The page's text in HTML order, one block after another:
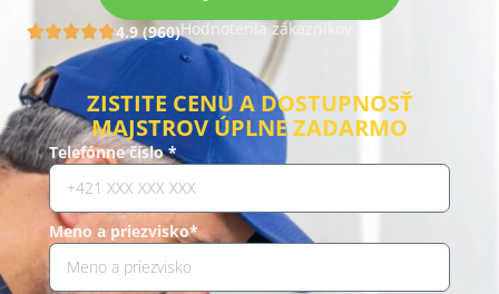
4.9 (960)Hodnotenia zákazníkov
ZISTITE CENU A DOSTUPNOSŤ
MAJSTROV ÚPLNE ZADARMO
Telefónne číslo *
Meno a priezvisko*